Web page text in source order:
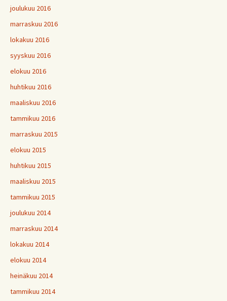
joulukuu 2016
marraskuu 2016
lokakuu 2016
syyskuu 2016
elokuu 2016
huhtikuu 2016
maaliskuu 2016
tammikuu 2016
marraskuu 2015
elokuu 2015
huhtikuu 2015
maaliskuu 2015
tammikuu 2015
joulukuu 2014
marraskuu 2014
lokakuu 2014
elokuu 2014
heinäkuu 2014
tammikuu 2014